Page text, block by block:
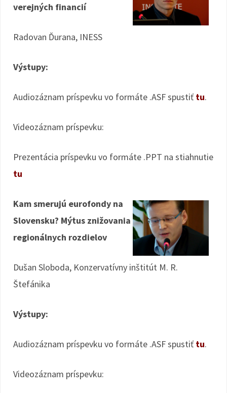
verejných financií
Radovan Ďurana, INESS
Výstupy:
Audiozáznam príspevku vo formáte .ASF spustiť tu.
Videozáznam príspevku:
Prezentácia príspevku vo formáte .PPT na stiahnutie
tu
Kam smerujú eurofondy na
Slovensku? Mýtus znižovania
regionálnych rozdielov
Dušan Sloboda, Konzervatívny inštitút M. R.
Štefánika
Výstupy:
Audiozáznam príspevku vo formáte .ASF spustiť tu.
Videozáznam príspevku: